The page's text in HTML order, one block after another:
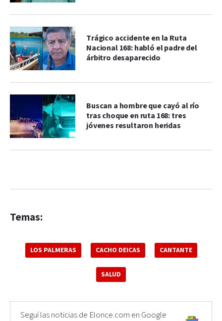
Trágico accidente en la Ruta
Nacional 168: habló el padre del
árbitro desaparecido
Buscan a hombre que cayó al río
tras choque en ruta 168: tres
jóvenes resultaron heridas
Temas:
LOS PALMERAS CACHO DEICAS CANTANTE
SALUD
Seguí las noticias de Elonce.com en Google